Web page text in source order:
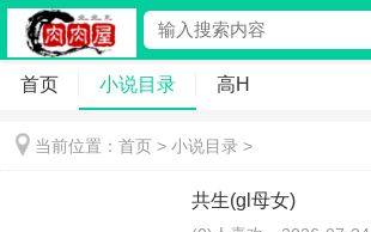
首页 小说目录 高H
当前位置：首页 > 小说目录 >
共生(gl母女)